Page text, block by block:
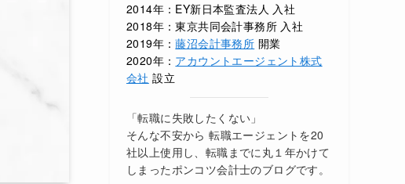
2014年：EY新日本監査法人 入社
2018年：東京共同会計事務所 入社
2019年：藤沼会計事務所 開業
2020年： アカウントエージェント株式
会社 設立
「転職に失敗したくない」
そんな不安から 転職エージェントを20
社以上使用し、転職までに丸１年かけて
しまったポンコツ会計士のブログです。